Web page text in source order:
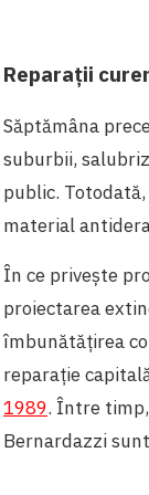
Reparații
Săptămâna
suburbii,
public.
material
În ce privește
proiectarea
îmbunătățirea
reparație
1989. Între
Bernardazzi